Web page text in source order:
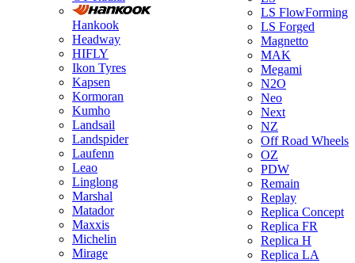
Hankook
Headway
HIFLY
Ikon Tyres
Kapsen
Kormoran
Kumho
Landsail
Landspider
Laufenn
Leao
Linglong
Marshal
Matador
Maxxis
Michelin
Mirage
LS FlowForming
LS Forged
Magnetto
MAK
Megami
N2O
Neo
Next
NZ
Off Road Wheels
OZ
PDW
Remain
Replay
Replica Concept
Replica FR
Replica H
Replica LA